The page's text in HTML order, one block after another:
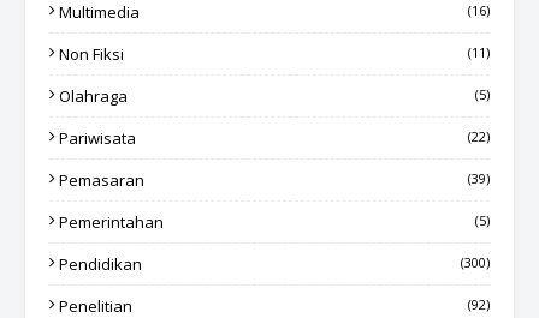
Multimedia (16)
Non Fiksi (11)
Olahraga (5)
Pariwisata (22)
Pemasaran (39)
Pemerintahan (5)
Pendidikan (300)
Penelitian (92)